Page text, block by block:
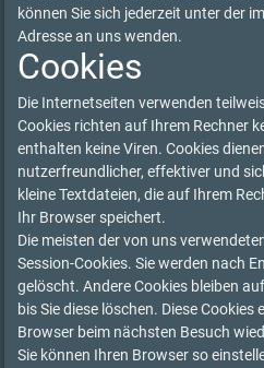
können Sie sich jederzeit unter der
Adresse an uns wenden.
Cookies
Die Internetseiten verwenden
Cookies richten auf Ihrem Rechner
enthalten keine Viren. Cookies
nutzerfreundlicher, effektiver und
kleine Textdateien, die auf Ihrem
Ihr Browser speichert.
Die meisten der von uns
Session-Cookies. Sie werden nach
gelöscht. Andere Cookies bleiben
bis Sie diese löschen. Diese Cookies
Browser beim nächsten Besuch
Sie können Ihren Browser so